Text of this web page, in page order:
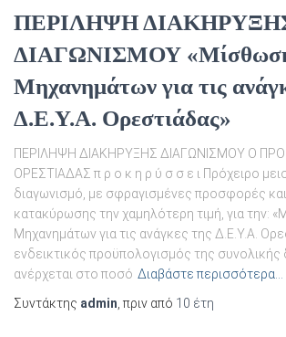
ΠΕΡΙΛΗΨΗ
ΔΙΑΓΩΝΙΣΜΟΥ
Μηχανημάτων για τις
Δ.Ε.Υ.Α. Ορεστιάδας»
ΠΕΡΙΛΗΨΗ ΔΙΑΚΗΡΥΞΗΣ ΔΙΑΓΩΝΙΣΜΟΥ Ο
ΟΡΕΣΤΙΑΔΑΣ π ρ ο κ η ρ ύ σ σ ε ι Πρόχειρο
διαγωνισμό, με σφραγισμένες προσφορές και
κατακύρωσης την χαμηλότερη τιμή, για την:
Μηχανημάτων για τις ανάγκες της Δ.Ε.Υ.Α.
ενδεικτικός προϋπολογισμός της συνολικής
ανέρχεται στο ποσό Διαβάστε περισσότερα…
Συντάκτης admin , πριν από 10 έτη